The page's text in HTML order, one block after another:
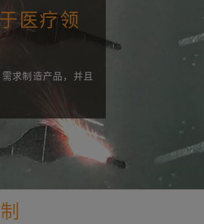
医疗领
求制造产品，并且